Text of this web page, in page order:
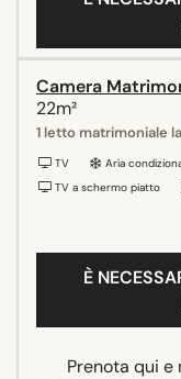
Camera
22m²
1 letto matrimoniale
TV Aria
TV a schermo piatto
È
Prenota qui